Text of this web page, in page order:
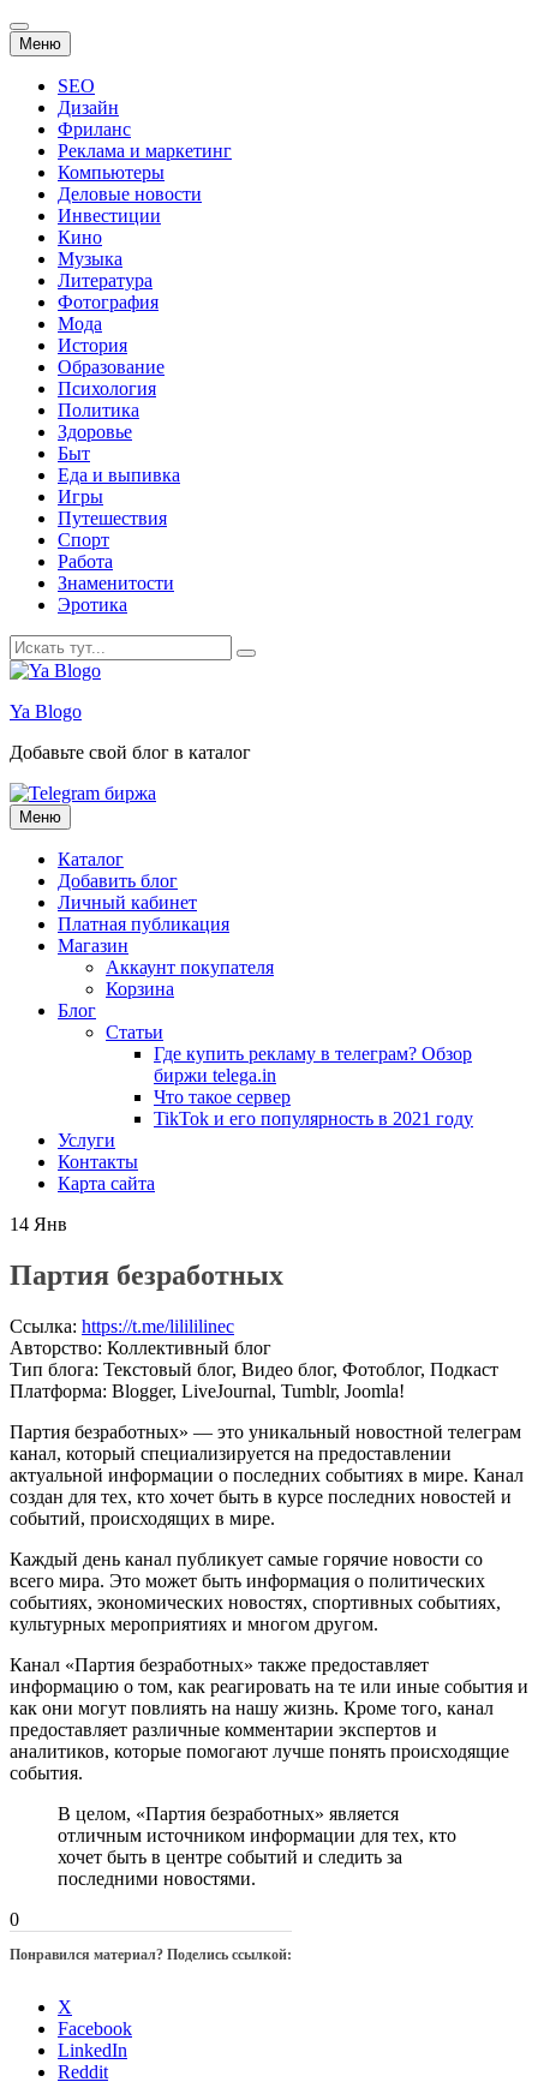
Меню Перейти
к
содержанию
SEO
Дизайн
Фриланс
Реклама и маркетинг
Компьютеры
Деловые новости
Инвестиции
Кино
Музыка
Литература
Фотография
Мода
История
Образование
Психология
Политика
Здоровье
Быт
Еда и выпивка
Игры
Путешествия
Спорт
Работа
Знаменитости
Эротика
Искать:
Ya Blogo
Добавьте свой блог в каталог
Меню Перейти
к
содержанию
Каталог
Добавить блог
Личный кабинет
Платная публикация
Магазин
Аккаунт покупателя
Корзина
Блог
Статьи
Где купить рекламу в телеграм? Обзор
биржи telega.in
Что такое сервер
TikTok и его популярность в 2021 году
Услуги
Контакты
Карта сайта
14 Янв
Партия безработных
Ссылка: https://t.me/lilililinec
Авторство: Коллективный блог
Тип блога: Текстовый блог, Видео блог, Фотоблог, Подкаст
Платформа: Blogger, LiveJournal, Tumblr, Joomla!
Партия безработных» — это уникальный новостной телеграм
канал, который специализируется на предоставлении
актуальной информации о последних событиях в мире. Канал
создан для тех, кто хочет быть в курсе последних новостей и
событий, происходящих в мире.
Каждый день канал публикует самые горячие новости со
всего мира. Это может быть информация о политических
событиях, экономических новостях, спортивных событиях,
культурных мероприятиях и многом другом.
Канал «Партия безработных» также предоставляет
информацию о том, как реагировать на те или иные события и
как они могут повлиять на нашу жизнь. Кроме того, канал
предоставляет различные комментарии экспертов и
аналитиков, которые помогают лучше понять происходящие
события.
В целом, «Партия безработных» является
отличным источником информации для тех, кто
хочет быть в центре событий и следить за
последними новостями.
0
Понравился материал? Поделись ссылкой:
X
Facebook
LinkedIn
Reddit